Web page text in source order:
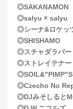
◎SAKANAMON
◎salyu × salyu
◎シーナ&ロケッ
◎SHISHAMO
◎スチャダラパー
◎ストレイテナー
◎Czecho No
◎DJみそしると